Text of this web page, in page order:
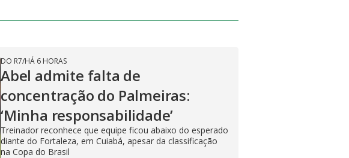
DO R7/HÁ 6 HORAS
Abel admite falta de
concentração do Palmeiras:
‘Minha responsabilidade’
Treinador reconhece que equipe ficou abaixo do esperado
diante do Fortaleza, em Cuiabá, apesar da classificação
na Copa do Brasil